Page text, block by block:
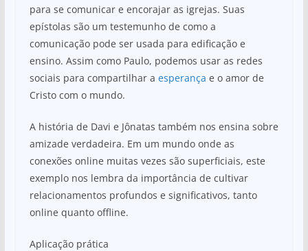
para se comunicar e encorajar as igrejas. Suas
epístolas são um testemunho de como a
comunicação pode ser usada para edificação e
ensino. Assim como Paulo, podemos usar as redes
sociais para compartilhar a esperança e o amor de
Cristo com o mundo.
A história de Davi e Jônatas também nos ensina sobre
amizade verdadeira. Em um mundo onde as
conexões online muitas vezes são superficiais, este
exemplo nos lembra da importância de cultivar
relacionamentos profundos e significativos, tanto
online quanto offline.
Aplicação prática